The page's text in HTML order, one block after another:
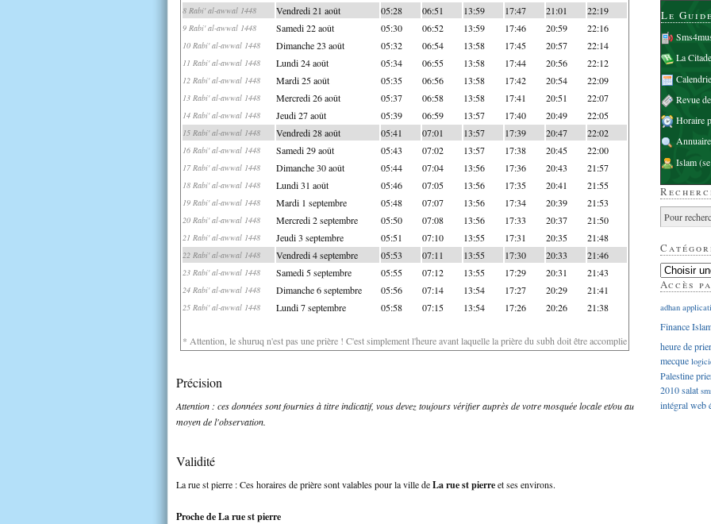
8 Rabi' al-awwal 1448 Vendredi 21 août 05:28 06:51 13:59 17:47 21:01 22:19
9 Rabi' al-awwal 1448 Samedi 22 août 05:30 06:52 13:59 17:46 20:59 22:16
10 Rabi' al-awwal 1448 Dimanche 23 août 05:32 06:54 13:58 17:45 20:57 22:14
11 Rabi' al-awwal 1448 Lundi 24 août 05:34 06:55 13:58 17:44 20:56 22:12
12 Rabi' al-awwal 1448 Mardi 25 août 05:35 06:56 13:58 17:42 20:54 22:09
13 Rabi' al-awwal 1448 Mercredi 26 août 05:37 06:58 13:58 17:41 20:51 22:07
14 Rabi' al-awwal 1448 Jeudi 27 août 05:39 06:59 13:57 17:40 20:49 22:05
15 Rabi' al-awwal 1448 Vendredi 28 août 05:41 07:01 13:57 17:39 20:47 22:02
16 Rabi' al-awwal 1448 Samedi 29 août 05:43 07:02 13:57 17:38 20:45 22:00
17 Rabi' al-awwal 1448 Dimanche 30 août 05:44 07:04 13:56 17:36 20:43 21:57
18 Rabi' al-awwal 1448 Lundi 31 août 05:46 07:05 13:56 17:35 20:41 21:55
19 Rabi' al-awwal 1448 Mardi 1 septembre 05:48 07:07 13:56 17:34 20:39 21:53
20 Rabi' al-awwal 1448 Mercredi 2 septembre 05:50 07:08 13:56 17:33 20:37 21:50
21 Rabi' al-awwal 1448 Jeudi 3 septembre 05:51 07:10 13:55 17:31 20:35 21:48
22 Rabi' al-awwal 1448 Vendredi 4 septembre 05:53 07:11 13:55 17:30 20:33 21:46
23 Rabi' al-awwal 1448 Samedi 5 septembre 05:55 07:12 13:55 17:29 20:31 21:43
24 Rabi' al-awwal 1448 Dimanche 6 septembre 05:56 07:14 13:54 17:27 20:29 21:41
25 Rabi' al-awwal 1448 Lundi 7 septembre 05:58 07:15 13:54 17:26 20:26 21:38
* Attention, le shuruq n'est pas une prière ! C'est simplement l'heure avant laquelle la prière du subh doit être accomplie
Précision
Attention : ces données sont fournies à titre indicatif, vous devez toujours vérifier auprès de votre mosquée locale et/ou au
moyen de l'observation.
Validité
La rue st pierre : Ces horaires de prière sont valables pour la ville deLa rue st pierreet ses environs.
Proche de La rue st pierre
Le
La
Revue
Horaire
Islam
Accès
adhan
Finance
heure de
mecque
Palestine
2010salat
intégralweb